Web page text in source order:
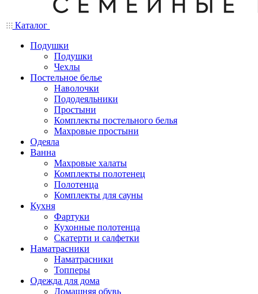
Каталог
Подушки
Подушки
Чехлы
Постельное белье
Наволочки
Пододеяльники
Простыни
Комплекты постельного белья
Махровые простыни
Одеяла
Ванна
Махровые халаты
Комплекты полотенец
Полотенца
Комплекты для сауны
Кухня
Фартуки
Кухонные полотенца
Скатерти и салфетки
Наматрасники
Наматрасники
Топперы
Одежда для дома
Домашняя обувь